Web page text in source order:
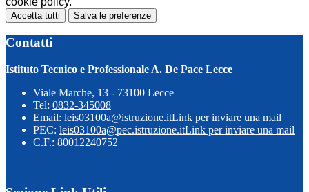
Accetta tutti Salva le preferenze
Contatti
Istituto Tecnico e Professionale A. De Pace Lecce
Viale Marche, 13 - 73100 Lecce
Tel: 0832-345008
Email: leis03100a@istruzione.itLink per inviare una mail
PEC: leis03100a@pec.istruzione.itLink per inviare una mail
C.F.: 80012240752